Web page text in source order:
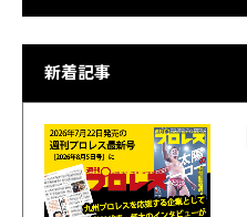
新着記事